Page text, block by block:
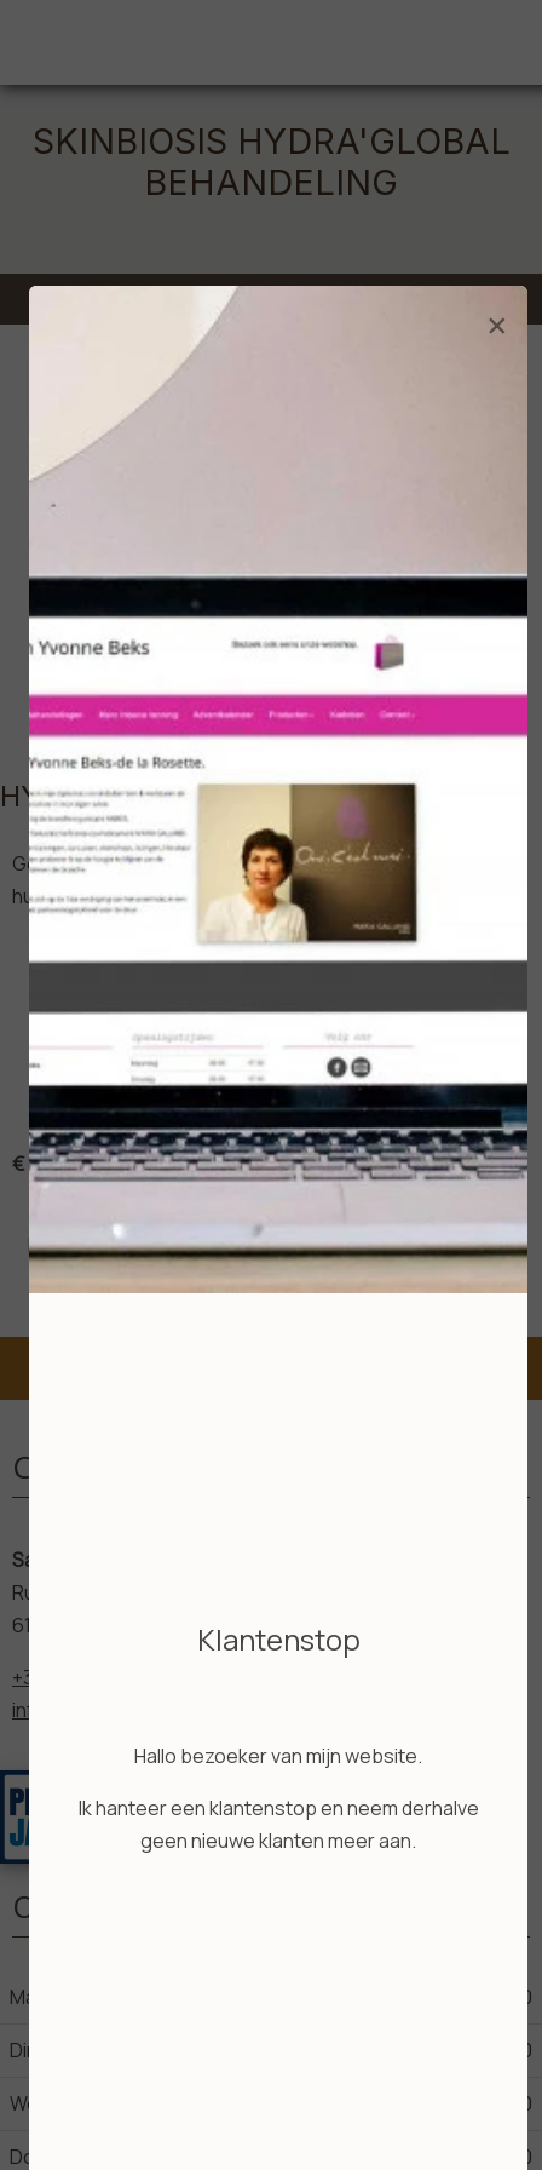
SKINBIOSIS HYDRA'GLOBAL
BEHANDELING
HYDRATEER EN STIMULEER.
Gezichtsbehandeling om de vocht/lipidenbarrière van de
huid in balans te brengen en te versterken.
Reiniging met 61 milk en 64 tonic.
Massage met 460 nachtcreme.
Het skinbiosis poedermasker met sneeuwalgen.
Als afsluiting 32 mosaïc drops hydra, 240 hydra'global
serum en 260 hydra'global creme.
€ 87,-
Boek nu
Contact
Salon Yvonne Beks
Rubensstraat 27
6165 TP Geleen
+31644445194
info@salonyvonnebeks.nl
Openingstijden
Maandag
17:30
Dinsdag
17:30
Woensdag
17:30
Donderdag
17:30
×
Klantenstop
Hallo bezoeker van mijn website.
Ik hanteer een klantenstop en neem derhalve
geen nieuwe klanten meer aan.